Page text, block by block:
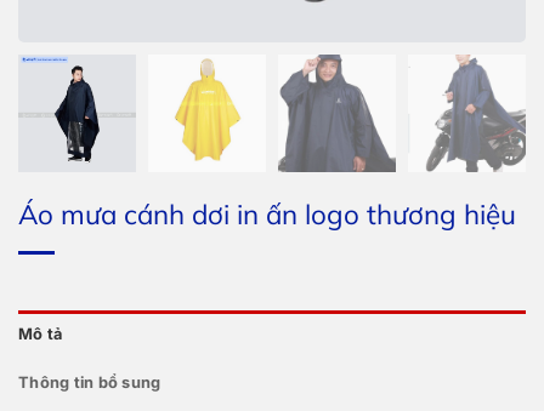
Áo mưa cánh dơi in ấn logo thương hiệu
Mô tả
Thông tin bổ sung